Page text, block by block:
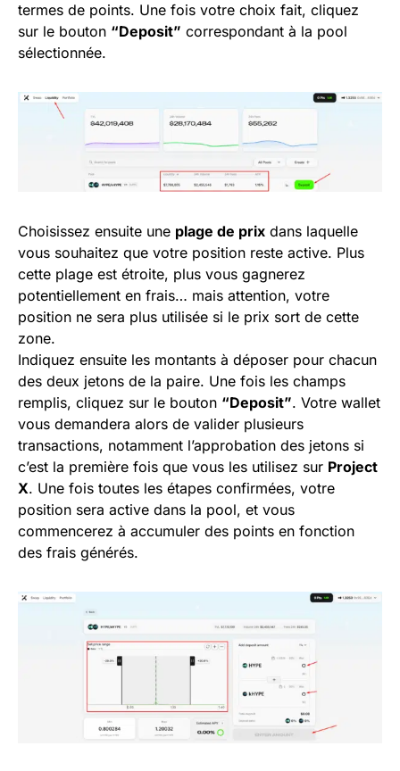
termes de points. Une fois votre choix fait, cliquez
sur le bouton “Deposit” correspondant à la pool
sélectionnée.
Choisissez ensuite une plage de prix dans laquelle
vous souhaitez que votre position reste active. Plus
cette plage est étroite, plus vous gagnerez
potentiellement en frais… mais attention, votre
position ne sera plus utilisée si le prix sort de cette
zone.
Indiquez ensuite les montants à déposer pour chacun
des deux jetons de la paire. Une fois les champs
remplis, cliquez sur le bouton “Deposit”. Votre wallet
vous demandera alors de valider plusieurs
transactions, notamment l’approbation des jetons si
c’est la première fois que vous les utilisez sur Project
X. Une fois toutes les étapes confirmées, votre
position sera active dans la pool, et vous
commencerez à accumuler des points en fonction
des frais générés.